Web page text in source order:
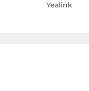
Yealink